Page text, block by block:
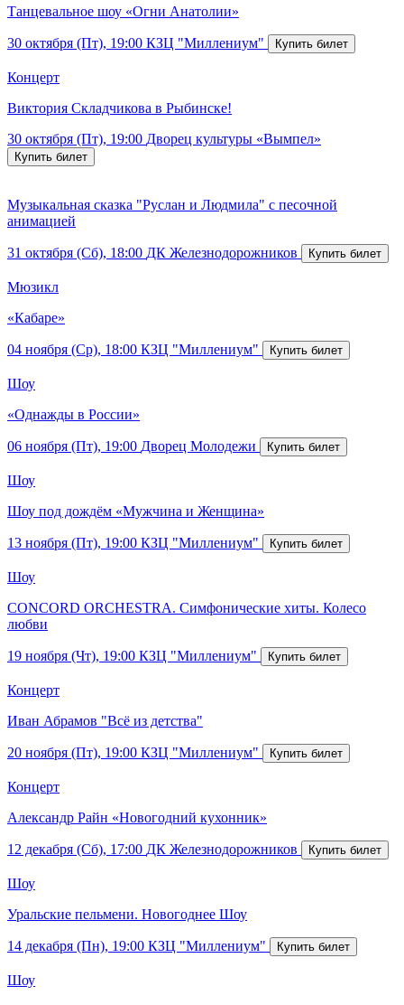
Танцевальное шоу «Огни Анатолии»
30 октября (Пт), 19:00 КЗЦ "Миллениум"
Концерт
Виктория Складчикова в Рыбинске!
30 октября (Пт), 19:00 Дворец культуры «Вымпел»
Музыкальная сказка "Руслан и Людмила" с песочной
анимацией
31 октября (Сб), 18:00 ДК Железнодорожников
Мюзикл
«Кабаре»
04 ноября (Ср), 18:00 КЗЦ "Миллениум"
Шоу
«Однажды в России»
06 ноября (Пт), 19:00 Дворец Молодежи
Шоу
Шоу под дождём «Мужчина и Женщина»
13 ноября (Пт), 19:00 КЗЦ "Миллениум"
Шоу
CONCORD ORCHESTRA. Симфонические хиты. Колесо
любви
19 ноября (Чт), 19:00 КЗЦ "Миллениум"
Концерт
Иван Абрамов "Всё из детства"
20 ноября (Пт), 19:00 КЗЦ "Миллениум"
Концерт
Александр Райн «Новогодний кухонник»
12 декабря (Сб), 17:00 ДК Железнодорожников
Шоу
Уральские пельмени. Новогоднее Шоу
14 декабря (Пн), 19:00 КЗЦ "Миллениум"
Шоу